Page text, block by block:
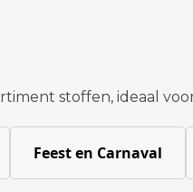
stoffen, ideaal
Feest en Carnaval